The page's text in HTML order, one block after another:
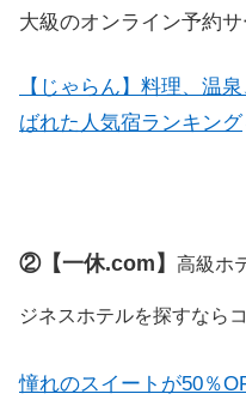
大級のオンライン予約サ
【じゃらん】料理、温
ばれた人気宿ランキング
②【一休.com】 高級ホ
ジネスホテルを探すなら
憧れのスイートが50％